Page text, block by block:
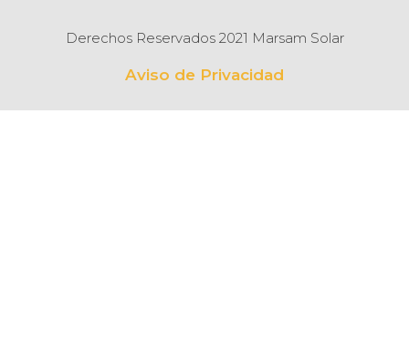
Derechos Reservados 2021 Marsam Solar
Aviso de Privacidad